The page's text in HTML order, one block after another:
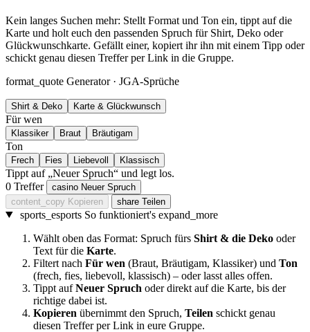
Kein langes Suchen mehr: Stellt Format und Ton ein, tippt auf die
Karte und holt euch den passenden Spruch für Shirt, Deko oder
Glückwunschkarte. Gefällt einer, kopiert ihr ihn mit einem Tipp oder
schickt genau diesen Treffer per Link in die Gruppe.
format_quote Generator · JGA-Sprüche
Shirt & Deko Karte & Glückwunsch
Für wen
Klassiker Braut Bräutigam
Ton
Frech Fies Liebevoll Klassisch
Tippt auf „Neuer Spruch“ und legt los.
0 Treffer
casino Neuer Spruch
content_copy Kopieren share Teilen
sports_esportsSo funktioniert's expand_more
Wählt oben das Format: Spruch fürs Shirt & die Deko oder
Text für die Karte.
Filtert nach Für wen (Braut, Bräutigam, Klassiker) und Ton
(frech, fies, liebevoll, klassisch) – oder lasst alles offen.
Tippt aufNeuer Spruch oder direkt auf die Karte, bis der
richtige dabei ist.
Kopieren übernimmt den Spruch, Teilen schickt genau
diesen Treffer per Link in eure Gruppe.